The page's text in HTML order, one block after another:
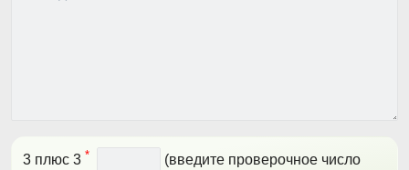
3 плюс 3 *
(введите проверочное число